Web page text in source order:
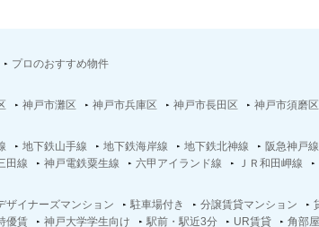
プロのおすすめ物件
神戸市灘区 神戸市兵庫区 神戸市長田区 神戸市須磨区
地下鉄山手線 地下鉄海岸線 地下鉄北神線 阪急神戸線
田線 神戸電鉄粟生線 六甲アイランド線 ＪＲ和田岬線
ザイナーズマンション 駐車場付き 分譲賃貸マンション
優賃 神戸大学学生向け 駅前・駅近3分 UR賃貸 角部屋